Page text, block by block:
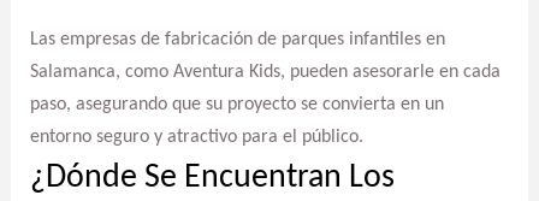
Las empresas de fabricación de parques infantiles en
Salamanca, como Aventura Kids, pueden asesorarle en cada
paso, asegurando que su proyecto se convierta en un
entorno seguro y atractivo para el público.
¿Dónde Se Encuentran Los